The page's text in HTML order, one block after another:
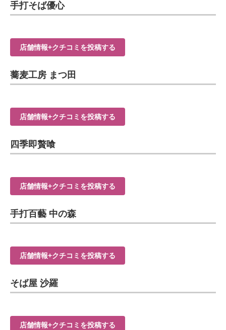
手打そば優心
店舗情報+クチコミを投稿する
蕎麦工房 まつ田
店舗情報+クチコミを投稿する
四季即贅喰
店舗情報+クチコミを投稿する
手打百藝 中の森
店舗情報+クチコミを投稿する
そば屋 沙羅
店舗情報+クチコミを投稿する